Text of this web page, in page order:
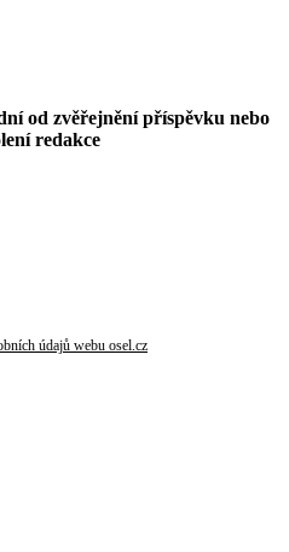
od zvěřejnění příspěvku nebo
redakce
údajů webu osel.cz